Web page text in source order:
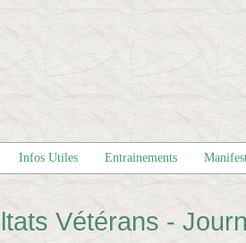
Infos Utiles Entrainements
Vétérans -